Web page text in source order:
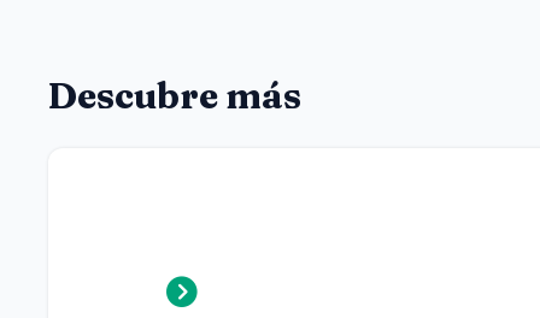
Descubre más